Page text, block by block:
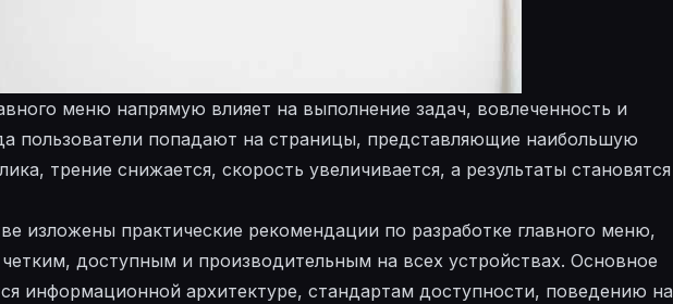
меню напрямую влияет на выполнение задач, вовлеченность и
пользователи попадают на страницы, представляющие наибольшую
трение снижается, скорость увеличивается, а результаты становятся
изложены практические рекомендации по разработке главного меню,
четким, доступным и производительным на всех устройствах. Основное
информационной архитектуре, стандартам доступности, поведению на